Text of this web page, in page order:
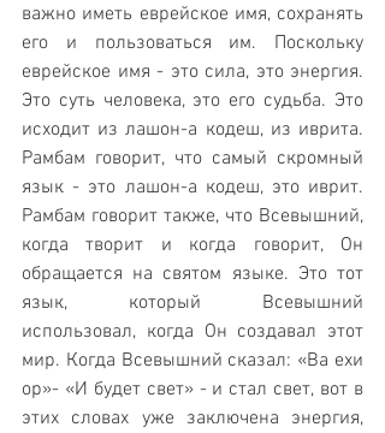
важно иметь еврейское имя, сохранять
его и пользоваться им. Поскольку
еврейское имя - это сила, это энергия.
Это суть человека, это его судьба. Это
исходит из лашон-а кодеш, из иврита.
Рамбам говорит, что самый скромный
язык - это лашон-а кодеш, это иврит.
Рамбам говорит также, что Всевышний,
когда творит и когда говорит, Он
обращается на святом языке. Это тот
язык, который Всевышний
использовал, когда Он создавал этот
мир. Когда Всевышний сказал: «Ва ехи
ор»- «И будет свет» - и стал свет, вот в
этих словах уже заключена энергия,